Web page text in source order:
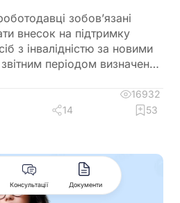
зобов’язані
внесок на підтримку
з інвалідністю за новими
періодом визначено
40 календарних
кварталу, а сплата внеску
16932
14 53
Консультації Документи